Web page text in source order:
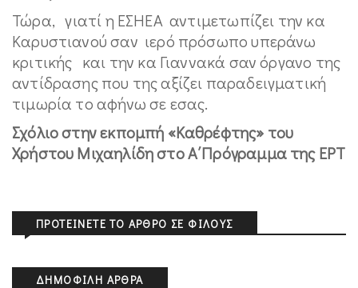
Τώρα, γιατί η ΕΣΗΕΑ αντιμετωπίζει την κα
Καρυστιανού σαν ιερό πρόσωπο υπεράνω
κριτικής και την κα Γιαννακά σαν όργανο της
αντίδρασης που της αξίζει παραδειγματική
τιμωρία το αφήνω σε εσας.
Σχόλιο στην εκπομπή «Καθρέφτης» του
Χρήστου Μιχαηλίδη στo Α΄Πρόγραμμα της ΕΡΤ
ΠΡΟΤΕΊΝΕΤΕ ΤΟ ΆΡΘΡΟ ΣΕ ΦΊΛΟΥΣ
ΔΗΜΟΦΙΛΉ ΆΡΘΡΑ